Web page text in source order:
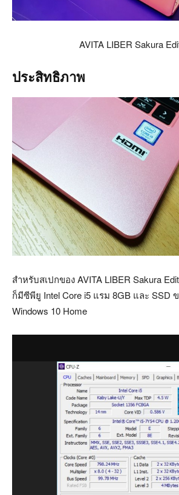
AVITA LIBER Sakura
ประสิทธิภาพ
สำหรับสเปกของ AVITA LIBER Sakura
ก็มีซีพียู Intel Core i5 แรม 8GB และ SSD
Windows 10 Home